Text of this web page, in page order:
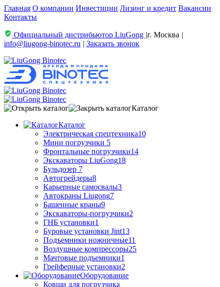
Главная О компании Инвестиции Лизинг и кредит Вакансии
Контакты
Официальный дистрибьютор LiuGong |г. Москва |
info@liugong-binotec.ru | Заказать звонок
Каталог
Каталог
Электрическая спецтехника10
Мини погрузчики 5
Фронтальные погрузчики14
Экскаваторы LiuGong18
Бульдозер 7
Автогрейдеры8
Карьерные самосвалы3
Автокраны Liugong7
Башенные краны9
Экскаваторы-погрузчики2
ГНБ установки1
Буровые установки Jint13
Подъемники ножничные11
Воздушные компрессоры25
Мачтовые подъемники1
Грейферные установки2
Оборудование
Ковши для погрузчика